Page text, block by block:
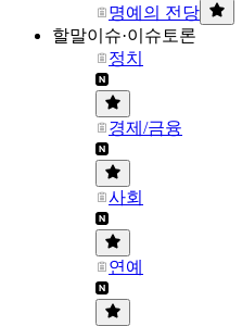
명예의 전당
할말이슈·이슈토론
정치
경제/금융
사회
연예